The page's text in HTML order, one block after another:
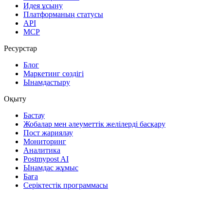
Идея ұсыну
Платформаның статусы
API
MCP
Ресурстар
Блог
Маркетинг сөздігі
Ынамдастыру
Оқыту
Бастау
Жобалар мен әлеуметтік желілерді басқару
Пост жариялау
Мониторинг
Аналитика
Postmypost AI
Ынамдас жұмыс
Баға
Серіктестік программасы